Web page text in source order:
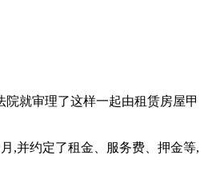
就审理了这样一起由租赁房屋甲
,并约定了租金、服务费、押金等,